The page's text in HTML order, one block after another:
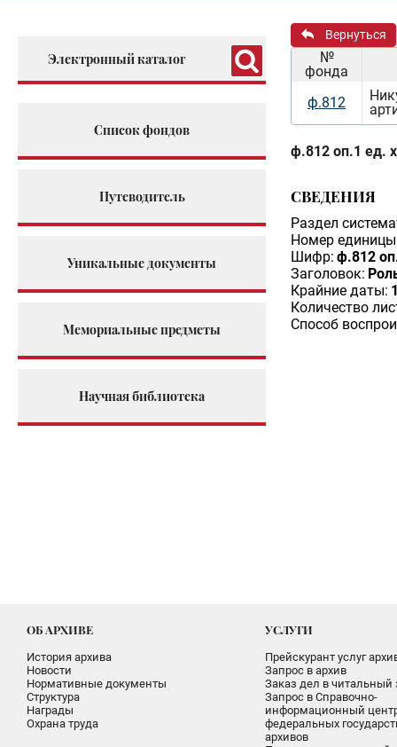
Электронный каталог
Список фондов
Путеводитель
Уникальные документы
Мемориальные предметы
Научная библиотека
Вернуться
№
фонда
ф.812
ф.812 оп.1 ед.
СВЕДЕНИЯ
Раздел
Номер единицы
Шифр: ф.812
Заголовок:
Крайние даты:
Количество
Способ
ОБ АРХИВЕ
История архива
Новости
Нормативные документы
Структура
Награды
Охрана труда
УСЛУГИ
Прейскурант услуг
Запрос в архив
Заказ дел в читальный
Запрос в Справочно-
информационный
федеральных
архивов